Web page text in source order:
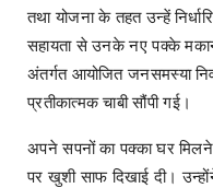
तथा योजना के तहत उन्हें
सहायता से उनके नए पक्के
अंतर्गत आयोजित जनसमस्या
प्रतीकात्मक चाबी सौंपी गई।
अपने सपनों का पक्का घर
पर खुशी साफ दिखाई दी।